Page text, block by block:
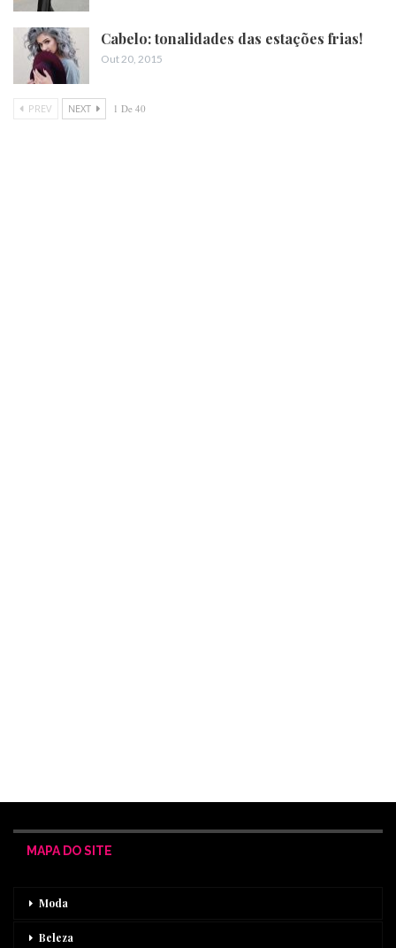
Cabelo: tonalidades das estações frias!
Out 20, 2015
PREV NEXT 1 De 40
MAPA DO SITE
Moda
Beleza